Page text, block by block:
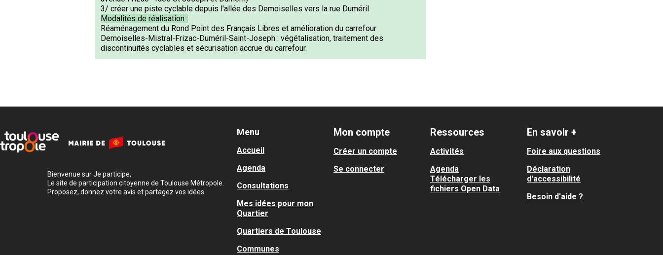
3/ créer une piste cyclable depuis l'allée des Demoiselles vers la rue Duméril
Modalités de réalisation :
Réaménagement du Rond Point des Français Libres et amélioration du carrefour
Demoiselles-Mistral-Frizac-Duméril-Saint-Joseph : végétalisation, traitement des
discontinuités cyclables et sécurisation accrue du carrefour.
Bienvenue sur Je participe,
Le site de participation citoyenne de Toulouse Métropole.
Proposez, donnez votre avis et partagez vos idées.
Menu
Accueil
Agenda
Consultations
Mes idées pour mon
Quartier
Quartiers de Toulouse
Communes
Mon compte
Créer un compte
Se connecter
Ressources
Activités
Agenda
Télécharger les
fichiers Open Data
En savoir +
Foire aux questions
Déclaration
d'accessibilité
Besoin d'aide ?